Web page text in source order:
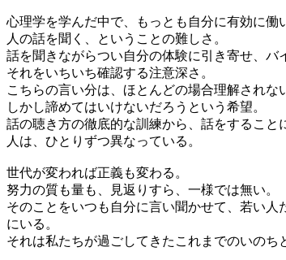
心理学を学んだ中で、もっとも自分に有効に働
人の話を聞く、ということの難しさ。
話を聞きながらつい自分の体験に引き寄せ、バ
それをいちいち確認する注意深さ。
こちらの言い分は、ほとんどの場合理解されな
しかし諦めてはいけないだろうという希望。
話の聴き方の徹底的な訓練から、話をすること
人は、ひとりずつ異なっている。
世代が変われば正義も変わる。
努力の質も量も、見返りすら、一様では無い。
そのことをいつも自分に言い聞かせて、若い
にいる。
それは私たちが過ごしてきたこれまでのいのち